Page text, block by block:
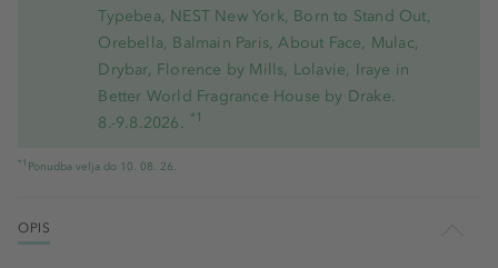
Typebea, NEST New York, Born to Stand Out,
Orebella, Balmain Paris, About Face, Mulac,
Drybar, Florence by Mills, Lolavie, Iraye in
Better World Fragrance House by Drake.
8.-9.8.2026. *1
*1 Ponudba velja do 10. 08. 26.
OPIS